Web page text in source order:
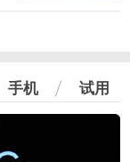
手机 试用